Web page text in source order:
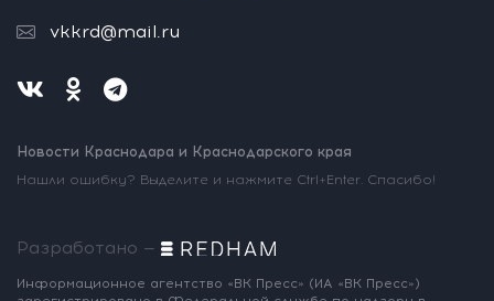
vkkrd@mail.ru
Новости Краснодара и Краснодарского края
Нашли ошибку? Выделите и нажмите Ctrl+Enter. Спасибо!
Разработано —
Информационное агентство «ВК Пресс» (ИА «ВК Пресс»)